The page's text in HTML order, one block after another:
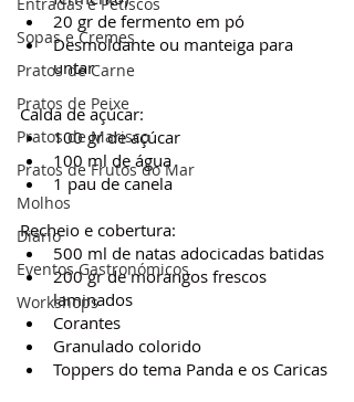
Sopas e Cremes
Pratos de Carne
Pratos de Peixe
Pratos de Marisco
Pratos de Frutos do Mar
Molhos
Diário
Eventos Gastronómicos
Workshops
20 gr de fermento em pó
Desmoldante ou manteiga para
untar
Calda de açúcar:
100 gr de açúcar
100 ml de água
1 pau de canela
Recheio e cobertura:
500 ml de natas adocicadas batidas
200 gr de morangos frescos
laminados
Corantes
Granulado colorido
Toppers do tema Panda e os Caricas